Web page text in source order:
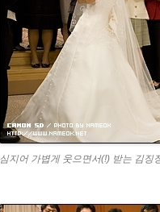
심지어 가볍게 웃으면서(!) 받는 김징